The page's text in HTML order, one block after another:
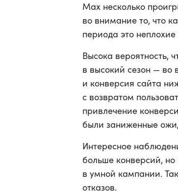
Max несколько
во внимание то, что
периода это неплохие
Высока вероятность,
в высокий сезон — во
и конверсия сайта
с возвратом
привлечение
были заниженные
Интересное
больше конверсий,
в умной кампании.
отказов.